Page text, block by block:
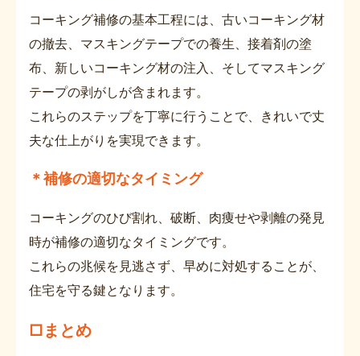
コーキング補修の基本工程には、古いコーキング材
の撤去、マスキングテープでの養生、接着剤の塗
布、新しいコーキング材の注入、そしてマスキング
テープの剥がしが含まれます。
これらのステップを丁寧に行うことで、きれいで丈
夫な仕上がりを実現できます。
＊補修の適切なタイミング
コーキングのひび割れ、破断、肉痩せや剥離の発見
時が補修の適切なタイミングです。
これらの兆候を見逃さず、早めに対処することが、
住宅を守る鍵となります。
□まとめ